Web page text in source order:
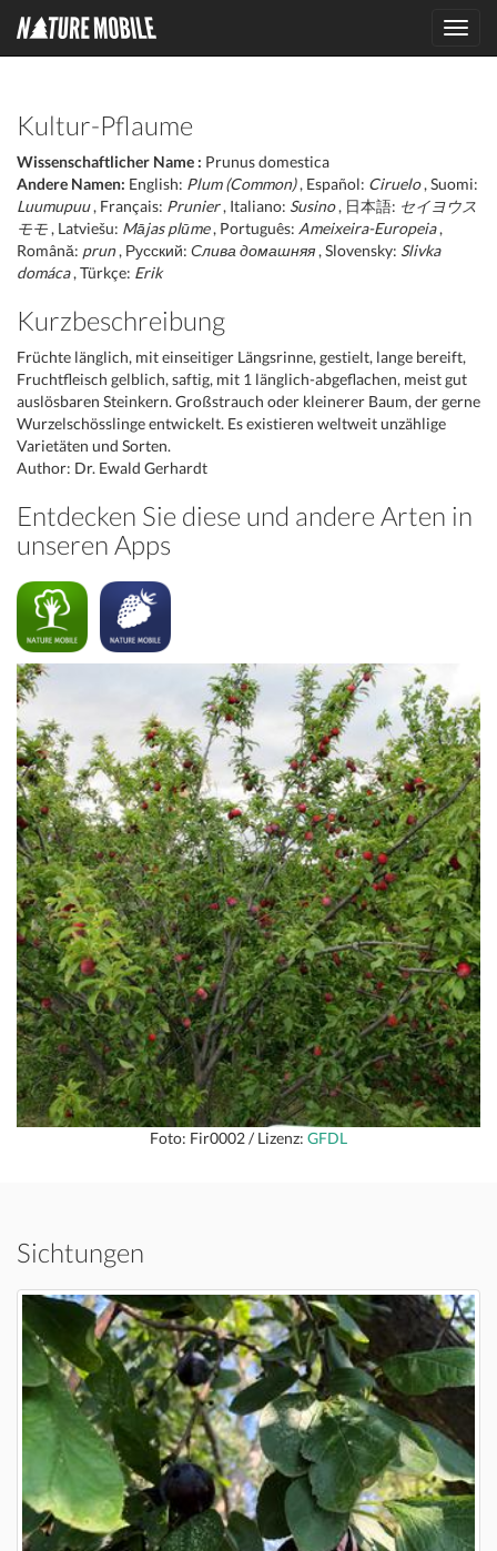
Kultur-Pflaume
Wissenschaftlicher Name : Prunus domestica
Andere Namen: English: Plum (Common), Español: Ciruelo, Suomi:
Luumupuu, Français: Prunier, Italiano: Susino, 日本語: セイヨウス
モモ , Latviešu: Mājas plūme, Português: Ameixeira-Europeia,
Română: prun, Русский: Слива домашняя , Slovensky: Slivka
domáca, Türkçe: Erik
Kurzbeschreibung
Früchte länglich, mit einseitiger Längsrinne, gestielt, lange bereift,
Fruchtfleisch gelblich, saftig, mit 1 länglich-abgeflachen, meist gut
auslösbaren Steinkern. Großstrauch oder kleinerer Baum, der gerne
Wurzelschösslinge entwickelt. Es existieren weltweit unzählige
Varietäten und Sorten.
Author: Dr. Ewald Gerhardt
Entdecken Sie diese und andere Arten in
unseren Apps
Foto: Fir0002 / Lizenz: GFDL
Sichtungen